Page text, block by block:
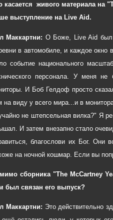
касается живого материала на "
выступление на Live Aid.
Маккартни: О Боже, Live Aid
в автомобиле, и каждое окно
событие национального
персонала
У меня не
И Боб Гелдоф просто
на виду у всего мира...и в
не штепсельная вилка?" Я
И затем внезапно стало
благослови их Бог. Они
на ночной кошмар Если вы
сборника "The McCartney
был связан его выпуск?
Маккартни: Это действительно